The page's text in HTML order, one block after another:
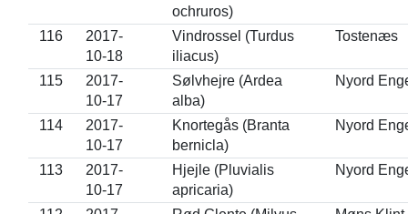
ochruros)
116
2017-
10-18
Vindrossel (Turdus
iliacus)
Tostenæs
115
2017-
10-17
Sølvhejre (Ardea
alba)
Nyord
114
2017-
10-17
Knortegås (Branta
bernicla)
Nyord
113
2017-
10-17
Hjejle (Pluvialis
apricaria)
Nyord